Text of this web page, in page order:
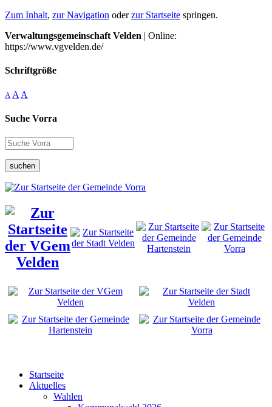
Zum Inhalt, zur Navigation oderzur Startseite springen.
Verwaltungsgemeinschaft Velden | Online:
https://www.vgvelden.de/
Schriftgröße
A A A
Suche Vorra
suchen
Startseite
Aktuelles
Wahlen